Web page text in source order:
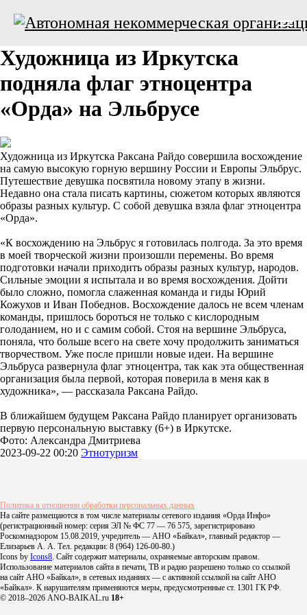
Художница из Иркутска
подняла флаг этноцентра
«Орда» на Эльбрусе
Художница из Иркутска Раксана Райдо совершила восхождение
на самую высокую горную вершину России и Европы Эльбрус.
Путешествие девушка посвятила новому этапу в жизни.
Недавно она стала писать картины, сюжетом которых являются
образы разных культур. С собой девушка взяла флаг этноцентра
«Орда».
«К восхождению на Эльбрус я готовилась полгода. За это время
в моей творческой жизни произошли перемены. Во время
подготовки начали приходить образы разных культур, народов.
Сильные эмоции я испытала и во время восхождения. Дойти
было сложно, помогла слаженная команда и гиды Юрий
Кожухов и Иван Победнов. Восхождение далось не всем членам
команды, пришлось бороться не только с кислородным
голоданием, но и с самим собой. Стоя на вершине Эльбруса,
поняла, что больше всего на свете хочу продолжить заниматься
творчеством. Уже после пришли новые идеи. На вершине
Эльбруса развернула флаг этноцентра, так как эта общественная
организация была первой, которая поверила в меня как в
художника», — рассказала Раксана Райдо.
В ближайшем будущем Раксана Райдо планирует организовать
первую персональную выставку (6+) в Иркутске.
Фото: Александра Дмитриева
2023-09-22 00:20 Этнотуризм
Политика в отношении обработки персональных данных
На сайте размещаются в том числе материалы сетевого издания «Орда Инфо»
(регистрационный номер: серия ЭЛ № ФС 77 — 76 575, зарегистрировано
Роскомнадзором 15.08.2019, учредитель — АНО «Байкал», главный редактор —
Елизарьев А. А. Тел. редакции: 8 (964) 126-00-80.)
Icons by Icons8. Сайт содержит материалы, охраняемые авторским правом.
Использование материалов сайта в печати, ТВ и радио разрешено только со ссылкой
на сайт АНО «Байкал», в сетевых изданиях — с активной ссылкой на сайт АНО
«Байкал». К нарушителям применяются меры, предусмотренные ст. 1301 ГК РФ.
© 2018–2026 ANO-BAIKAL.ru 18+